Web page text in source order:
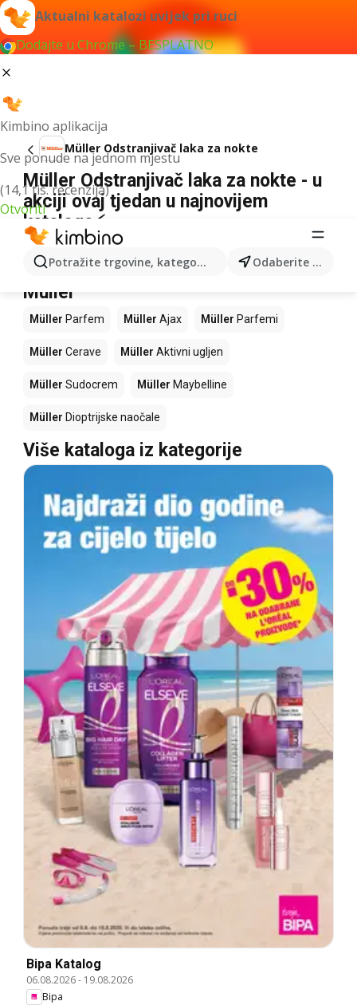
Aktualni katalozi uvijek pri ruci
Dodajte u Chrome – BESPLATNO
Kimbino aplikacija
Sve ponude na jednom mjestu
(14,1 tis. recenzija)
Otvoriti
Potražite trgovine, kategorije, proizvode... Odaberite grad
Müller Odstranjivač laka za nokte
Müller Odstranjivač laka za nokte - u
akciji ovaj tjedan u najnovijem
kataloga⚡
Nismo pronašli rezultate za taj izraz.
Slijedeći proizvodi u trgovinama
Müller
Müller Parfem Müller Ajax Müller Parfemi
Müller Cerave Müller Aktivni ugljen
Müller Sudocrem Müller Maybelline
Müller Dioptrijske naočale
Više kataloga iz kategorije
Bipa Katalog
06.08.2026- 19.08.2026
Bipa